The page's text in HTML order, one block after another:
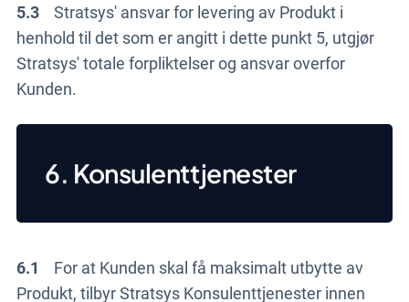
5.3
Stratsys' ansvar for levering av Produkt i
henhold til det som er angitt i dette punkt 5, utgjør
Stratsys' totale forpliktelser og ansvar overfor
Kunden.
6. Konsulenttjenester
6.1
For at Kunden skal få maksimalt utbytte av
Produkt, tilbyr Stratsys Konsulenttjenester innen